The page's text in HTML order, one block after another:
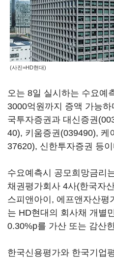
(사진=HD현대)
오는 8일 실시하는 수요예
3000억원까지 증액 가능
국투자증권과 대신증권
40), 키움증권(039490), 케
37620), 신한투자증권 등
수요예측시 공모희망금리
채권평가회사 4사(한국자
스피앤아이, 에프앤자산평
는 HD현대의 회사채 개별
0.30%p를 가산 또는 감산
한국신용평가와 한국기업